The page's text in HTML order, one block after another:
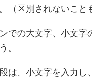
（区別されないこと
での大文字、小文字
。
は、小文字を入力し